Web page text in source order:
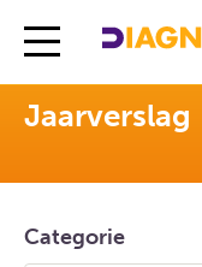
Diagnostiek Voor U
Jaarverslag
Categorie